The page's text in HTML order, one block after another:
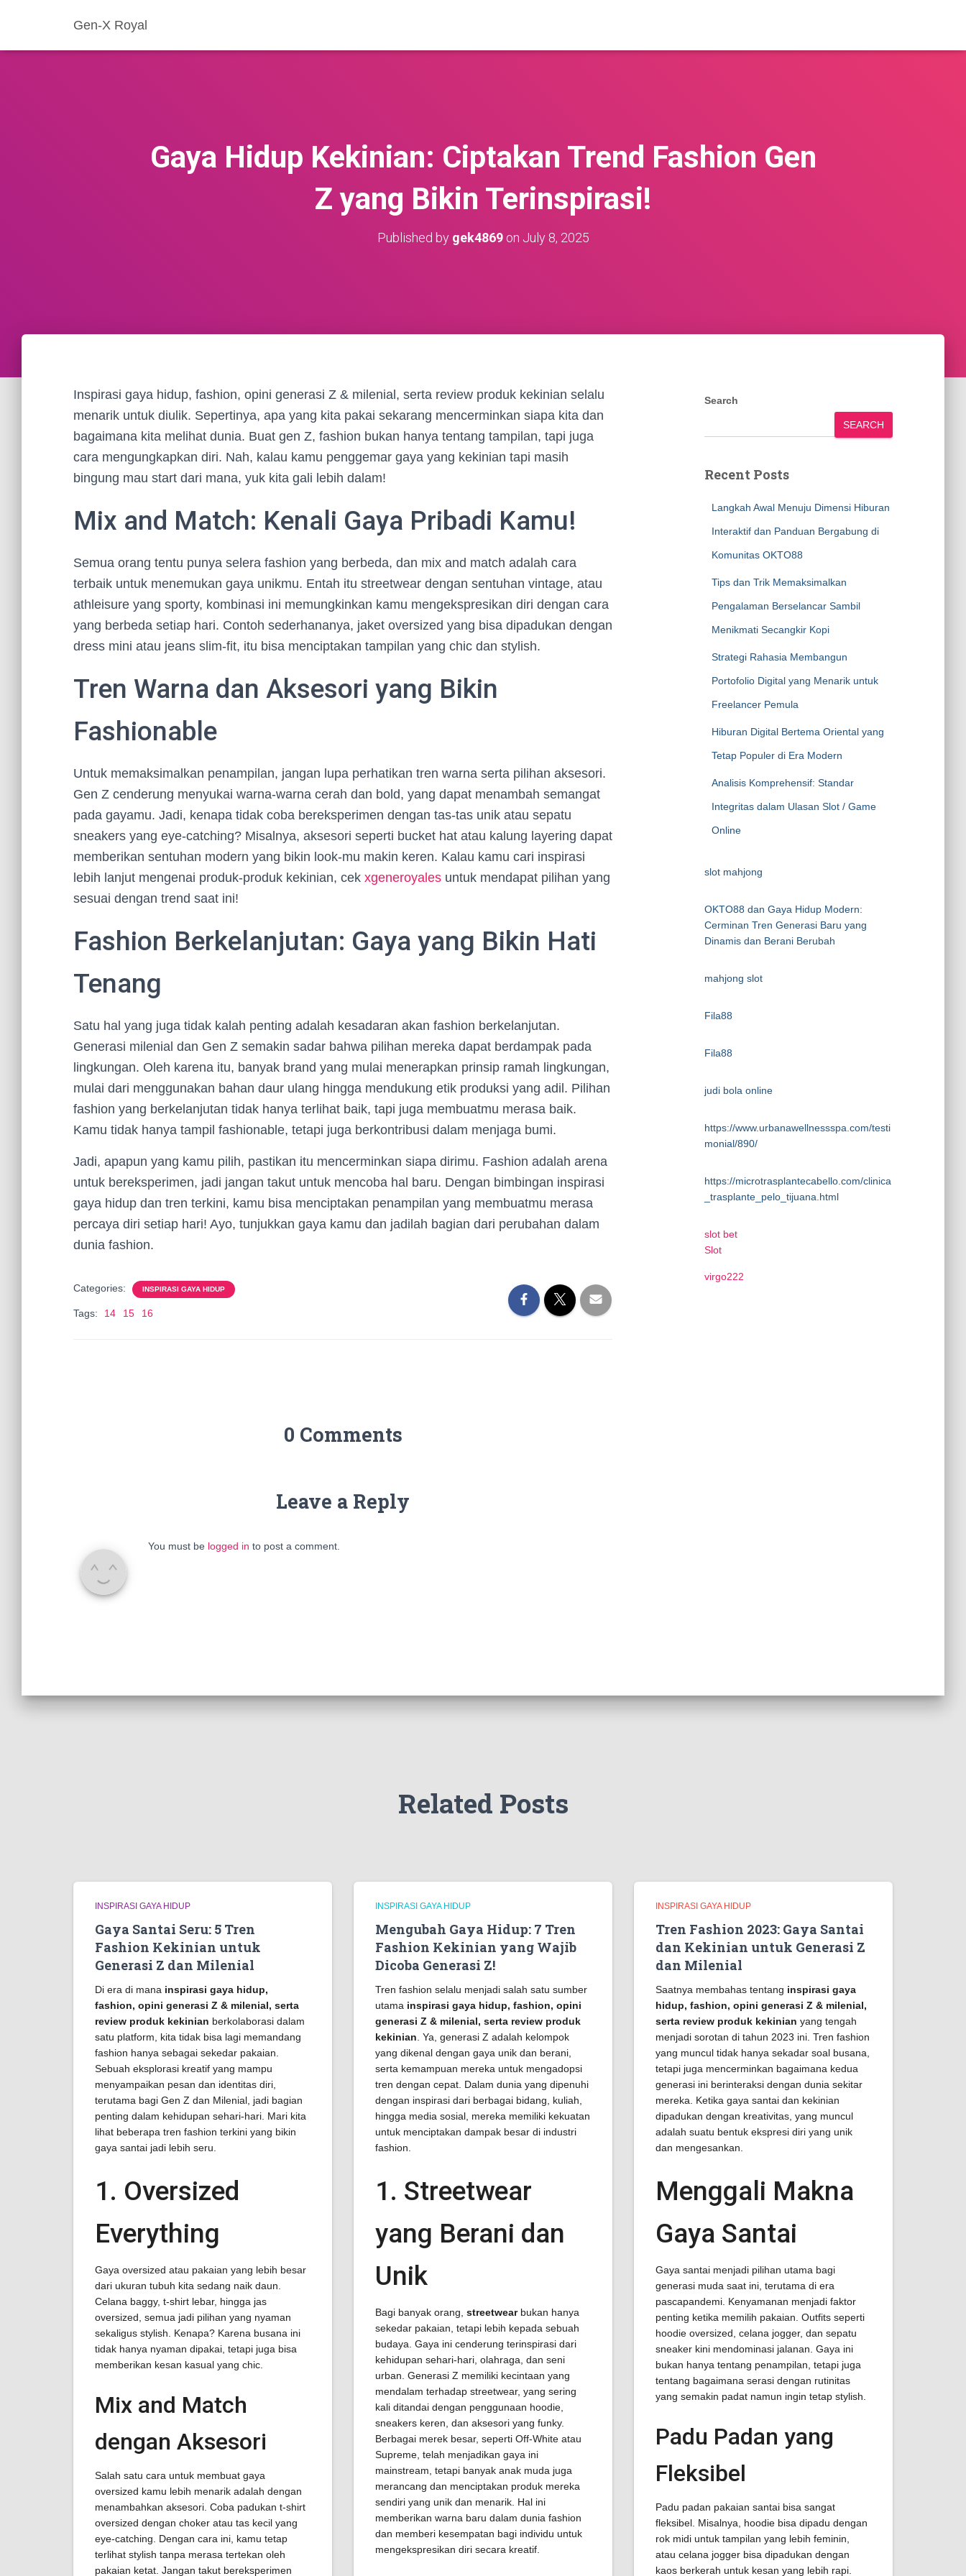
Gen-X Royal
Gaya Hidup Kekinian: Ciptakan Trend Fashion Gen
Z yang Bikin Terinspirasi!
Published by gek4869on July 8, 2025
Inspirasi gaya hidup, fashion, opini generasi Z & milenial, serta review produk kekinian selalu
menarik untuk diulik. Sepertinya, apa yang kita pakai sekarang mencerminkan siapa kita dan
bagaimana kita melihat dunia. Buat gen Z, fashion bukan hanya tentang tampilan, tapi juga
cara mengungkapkan diri. Nah, kalau kamu penggemar gaya yang kekinian tapi masih
bingung mau start dari mana, yuk kita gali lebih dalam!
Mix and Match: Kenali Gaya Pribadi Kamu!
Semua orang tentu punya selera fashion yang berbeda, dan mix and match adalah cara
terbaik untuk menemukan gaya unikmu. Entah itu streetwear dengan sentuhan vintage, atau
athleisure yang sporty, kombinasi ini memungkinkan kamu mengekspresikan diri dengan cara
yang berbeda setiap hari. Contoh sederhananya, jaket oversized yang bisa dipadukan dengan
dress mini atau jeans slim-fit, itu bisa menciptakan tampilan yang chic dan stylish.
Tren Warna dan Aksesori yang Bikin
Fashionable
Untuk memaksimalkan penampilan, jangan lupa perhatikan tren warna serta pilihan aksesori.
Gen Z cenderung menyukai warna-warna cerah dan bold, yang dapat menambah semangat
pada gayamu. Jadi, kenapa tidak coba bereksperimen dengan tas-tas unik atau sepatu
sneakers yang eye-catching? Misalnya, aksesori seperti bucket hat atau kalung layering dapat
memberikan sentuhan modern yang bikin look-mu makin keren. Kalau kamu cari inspirasi
lebih lanjut mengenai produk-produk kekinian, cek xgeneroyales untuk mendapat pilihan yang
sesuai dengan trend saat ini!
Fashion Berkelanjutan: Gaya yang Bikin Hati
Tenang
Satu hal yang juga tidak kalah penting adalah kesadaran akan fashion berkelanjutan.
Generasi milenial dan Gen Z semakin sadar bahwa pilihan mereka dapat berdampak pada
lingkungan. Oleh karena itu, banyak brand yang mulai menerapkan prinsip ramah lingkungan,
mulai dari menggunakan bahan daur ulang hingga mendukung etik produksi yang adil. Pilihan
fashion yang berkelanjutan tidak hanya terlihat baik, tapi juga membuatmu merasa baik.
Kamu tidak hanya tampil fashionable, tetapi juga berkontribusi dalam menjaga bumi.
Jadi, apapun yang kamu pilih, pastikan itu mencerminkan siapa dirimu. Fashion adalah arena
untuk bereksperimen, jadi jangan takut untuk mencoba hal baru. Dengan bimbingan inspirasi
gaya hidup dan tren terkini, kamu bisa menciptakan penampilan yang membuatmu merasa
percaya diri setiap hari! Ayo, tunjukkan gaya kamu dan jadilah bagian dari perubahan dalam
dunia fashion.
Categories: INSPIRASI GAYA HIDUP
Tags: 14 15 16
0 Comments
Leave a Reply
You must be logged in to post a comment.
Search
SEARCH
Recent Posts
Langkah Awal Menuju Dimensi Hiburan
Interaktif dan Panduan Bergabung di
Komunitas OKTO88
Tips dan Trik Memaksimalkan
Pengalaman Berselancar Sambil
Menikmati Secangkir Kopi
Strategi Rahasia Membangun
Portofolio Digital yang Menarik untuk
Freelancer Pemula
Hiburan Digital Bertema Oriental yang
Tetap Populer di Era Modern
Analisis Komprehensif: Standar
Integritas dalam Ulasan Slot / Game
Online
slot mahjong
OKTO88 dan Gaya Hidup Modern:
Cerminan Tren Generasi Baru yang
Dinamis dan Berani Berubah
mahjong slot
Fila88
Fila88
judi bola online
https://www.urbanawellnessspa.com/testi
monial/890/
https://microtrasplantecabello.com/clinica
_trasplante_pelo_tijuana.html
slot bet
Slot
virgo222
Related Posts
INSPIRASI GAYA HIDUP
Gaya Santai Seru: 5 Tren
Fashion Kekinian untuk
Generasi Z dan Milenial
Di era di mana inspirasi gaya hidup,
fashion, opini generasi Z & milenial, serta
review produk kekinian berkolaborasi dalam
satu platform, kita tidak bisa lagi memandang
fashion hanya sebagai sekedar pakaian.
Sebuah eksplorasi kreatif yang mampu
menyampaikan pesan dan identitas diri,
terutama bagi Gen Z dan Milenial, jadi bagian
penting dalam kehidupan sehari-hari. Mari kita
lihat beberapa tren fashion terkini yang bikin
gaya santai jadi lebih seru.
1. Oversized
Everything
Gaya oversized atau pakaian yang lebih besar
dari ukuran tubuh kita sedang naik daun.
Celana baggy, t-shirt lebar, hingga jas
oversized, semua jadi pilihan yang nyaman
sekaligus stylish. Kenapa? Karena busana ini
tidak hanya nyaman dipakai, tetapi juga bisa
memberikan kesan kasual yang chic.
Mix and Match
dengan Aksesori
Salah satu cara untuk membuat gaya
oversized kamu lebih menarik adalah dengan
menambahkan aksesori. Coba padukan t-shirt
oversized dengan choker atau tas kecil yang
eye-catching. Dengan cara ini, kamu tetap
terlihat stylish tanpa merasa tertekan oleh
pakaian ketat. Jangan takut bereksperimen
INSPIRASI GAYA HIDUP
Mengubah Gaya Hidup: 7 Tren
Fashion Kekinian yang Wajib
Dicoba Generasi Z!
Tren fashion selalu menjadi salah satu sumber
utama inspirasi gaya hidup, fashion, opini
generasi Z & milenial, serta review produk
kekinian . Ya, generasi Z adalah kelompok
yang dikenal dengan gaya unik dan berani,
serta kemampuan mereka untuk mengadopsi
tren dengan cepat. Dalam dunia yang dipenuhi
dengan inspirasi dari berbagai bidang, kuliah,
hingga media sosial, mereka memiliki kekuatan
untuk menciptakan dampak besar di industri
fashion.
1. Streetwear
yang Berani dan
Unik
Bagi banyak orang, streetwearbukan hanya
sekedar pakaian, tetapi lebih kepada sebuah
budaya. Gaya ini cenderung terinspirasi dari
kehidupan sehari-hari, olahraga, dan seni
urban. Generasi Z memiliki kecintaan yang
mendalam terhadap streetwear, yang sering
kali ditandai dengan penggunaan hoodie,
sneakers keren, dan aksesori yang funky.
Berbagai merek besar, seperti Off-White atau
Supreme, telah menjadikan gaya ini
mainstream, tetapi banyak anak muda juga
merancang dan menciptakan produk mereka
sendiri yang unik dan menarik. Hal ini
memberikan warna baru dalam dunia fashion
dan memberi kesempatan bagi individu untuk
mengekspresikan diri secara kreatif.
INSPIRASI GAYA HIDUP
Tren Fashion 2023: Gaya Santai
dan Kekinian untuk Generasi Z
dan Milenial
Saatnya membahas tentang inspirasi gaya
hidup, fashion, opini generasi Z & milenial,
serta review produk kekinian yang tengah
menjadi sorotan di tahun 2023 ini. Tren fashion
yang muncul tidak hanya sekadar soal busana,
tetapi juga mencerminkan bagaimana kedua
generasi ini berinteraksi dengan dunia sekitar
mereka. Ketika gaya santai dan kekinian
dipadukan dengan kreativitas, yang muncul
adalah suatu bentuk ekspresi diri yang unik
dan mengesankan.
Menggali Makna
Gaya Santai
Gaya santai menjadi pilihan utama bagi
generasi muda saat ini, terutama di era
pascapandemi. Kenyamanan menjadi faktor
penting ketika memilih pakaian. Outfits seperti
hoodie oversized, celana jogger, dan sepatu
sneaker kini mendominasi jalanan. Gaya ini
bukan hanya tentang penampilan, tetapi juga
tentang bagaimana serasi dengan rutinitas
yang semakin padat namun ingin tetap stylish.
Padu Padan yang
Fleksibel
Padu padan pakaian santai bisa sangat
fleksibel. Misalnya, hoodie bisa dipadu dengan
rok midi untuk tampilan yang lebih feminin,
atau celana jogger bisa dipadukan dengan
kaos berkerah untuk kesan yang lebih rapi.